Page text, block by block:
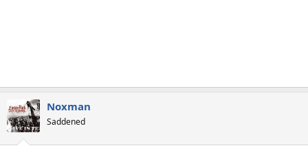
Noxman
Saddened